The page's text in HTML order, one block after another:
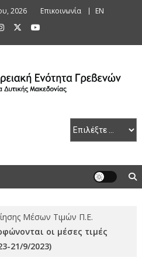
2026 Επικοινωνία ΕΝ
Μέσων Τιμών Π.Ε.
οι μέσες τιμές
21/9/2023)